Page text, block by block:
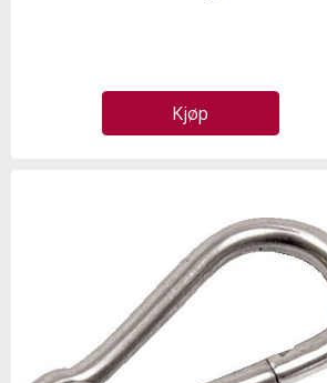
Kjøp